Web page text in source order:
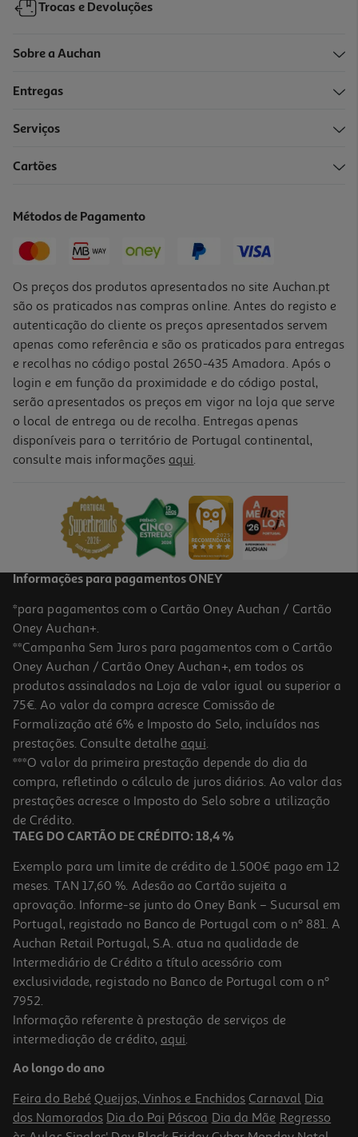
Trocas e Devoluções
Sobre a Auchan
Entregas
Serviços
Cartões
Métodos de Pagamento
Os preços dos produtos apresentados no site Auchan.pt
são os praticados nas compras online. Antes do registo e
autenticação do cliente os preços apresentados servem
apenas como referência e são os praticados para entregas
e recolhas no código postal 2650-435 Amadora. Após o
login e em função da proximidade e do código postal,
serão apresentados os preços em vigor na loja que serve
o local de entrega ou de recolha. Entregas apenas
disponíveis para o território de Portugal continental,
consulte mais informações aqui.
Informações para pagamentos ONEY
*para pagamentos com o Cartão Oney Auchan / Cartão
Oney Auchan+.
**Campanha Sem Juros para pagamentos com o Cartão
Oney Auchan / Cartão Oney Auchan+, em todos os
produtos assinalados na Loja de valor igual ou superior a
75€. Ao valor da compra acresce Comissão de
Formalização até 6% e Imposto do Selo, incluídos nas
prestações. Consulte detalhe aqui.
***O valor da primeira prestação depende do dia da
compra, refletindo o cálculo de juros diários. Ao valor das
prestações acresce o Imposto do Selo sobre a utilização
de Crédito.
TAEG DO CARTÃO DE CRÉDITO: 18,4 %
Exemplo para um limite de crédito de 1.500€ pago em 12
meses. TAN 17,60 %. Adesão ao Cartão sujeita a
aprovação. Informe-se junto do Oney Bank – Sucursal em
Portugal, registado no Banco de Portugal com o nº 881. A
Auchan Retail Portugal, S.A. atua na qualidade de
Intermediário de Crédito a título acessório com
exclusividade, registado no Banco de Portugal com o nº
7952.
Informação referente à prestação de serviços de
intermediação de crédito, aqui.
Ao longo do ano
Feira do Bebé Queijos, Vinhos e Enchidos Carnaval Dia
dos Namorados Dia do Pai Páscoa Dia da Mãe Regresso